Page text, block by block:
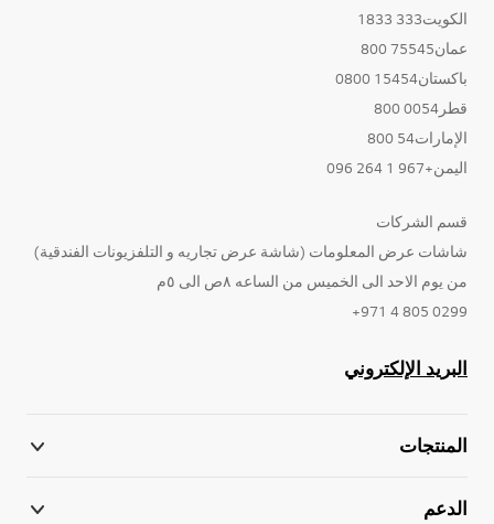
الكويت333 1833
عمان75545 800
باكستان15454 0800
قطر0054 800
الإمارات54 800
اليمن+967 1 264 096
قسم الشركات
شاشات عرض المعلومات (شاشة عرض تجاريه و التلفزيونات الفندقية)
من يوم الاحد الى الخميس من الساعه ٨ص الى ٥م
0299 805 4 971+
البريد الإلكتروني
المنتجات
الدعم